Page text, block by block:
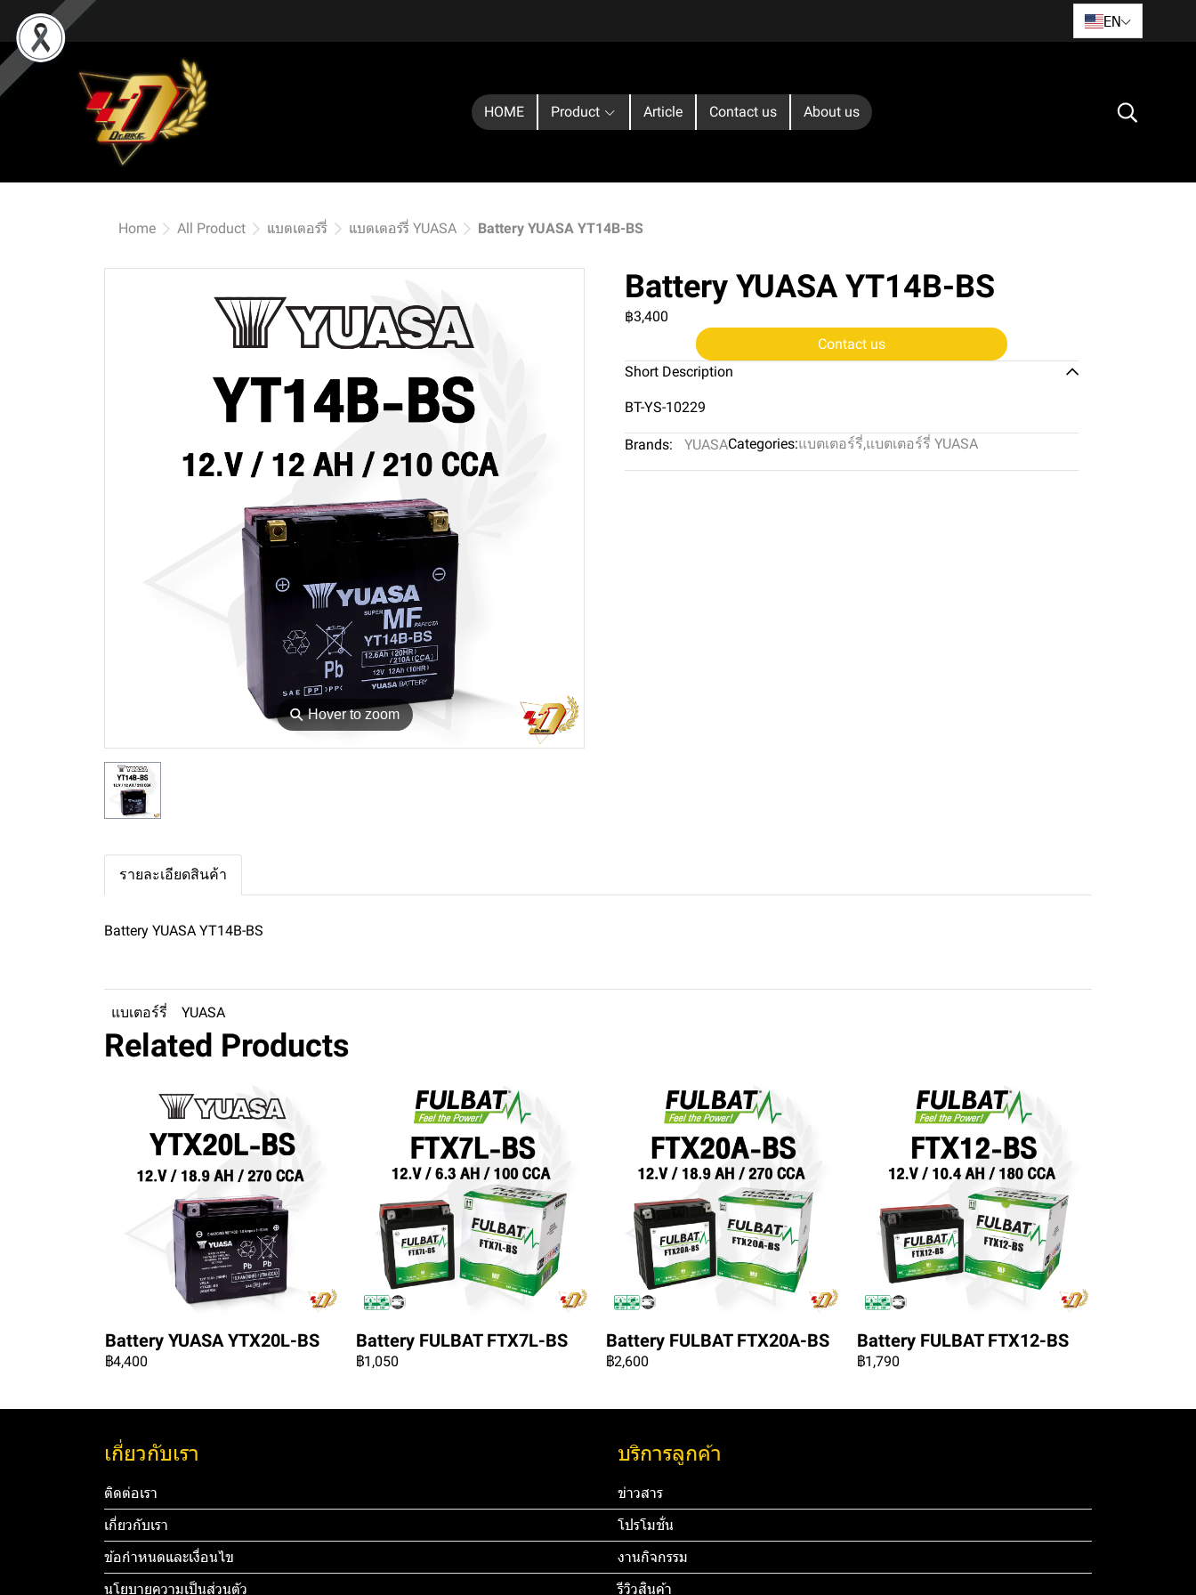
EN
HOME Product Article Contact us About us
Home All Product แบตเตอร์รี่ แบตเตอร์รี่ YUASA Battery YUASA YT14B-BS
⚲Hover to zoom
Battery YUASA YT14B-BS
฿3,400
Contact us
Short Description
BT-YS-10229
Brands: YUASACategories:แบตเตอร์รี่,แบตเตอร์รี่ YUASA
รายละเอียดสินค้า
Battery YUASA YT14B-BS
แบเตอร์รี่ YUASA
Related Products
Battery YUASA YTX20L-BS
฿4,400
Battery FULBAT FTX7L-BS
฿1,050
Battery FULBAT FTX20A-BS
฿2,600
Battery FULBAT FTX12-BS
฿1,790
เกี่ยวกับเรา
ติดต่อเรา
เกี่ยวกับเรา
ข้อกำหนดและเงื่อนไข
นโยบายความเป็นส่วนตัว
บริการลูกค้า
ข่าวสาร
โปรโมชั่น
งานกิจกรรม
รีวิวสินค้า